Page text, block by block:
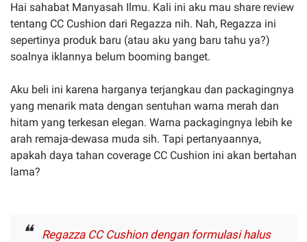
Hai sahabat Manyasah Ilmu. Kali ini aku mau share review
tentang CC Cushion dari Regazza nih. Nah, Regazza ini
sepertinya produk baru (atau aku yang baru tahu ya?)
soalnya iklannya belum booming banget.
Aku beli ini karena harganya terjangkau dan packagingnya
yang menarik mata dengan sentuhan warna merah dan
hitam yang terkesan elegan. Warna packagingnya lebih ke
arah remaja-dewasa muda sih. Tapi pertanyaannya,
apakah daya tahan coverage CC Cushion ini akan bertahan
lama?
Regazza CC Cushion dengan formulasi halus